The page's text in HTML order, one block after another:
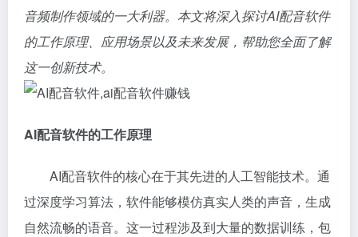
音频制作领域的一大利器。本文将深入探讨AI配音软件
的工作原理、应用场景以及未来发展，帮助您全面了解
这一创新技术。
AI配音软件的工作原理
AI配音软件的核心在于其先进的人工智能技术。通
过深度学习算法，软件能够模仿真实人类的声音，生成
自然流畅的语音。这一过程涉及到大量的数据训练，包